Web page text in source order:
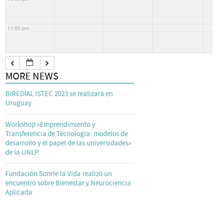
11:00 pm
MORE NEWS
BIREDIAL ISTEC 2023 se realizará en
Uruguay
Workshop «Emprendimiento y
Transferencia de Tecnología: modelos de
desarrollo y el papel de las universidades»
de la UNLP
Fundación Sonríe la Vida realizó un
encuentro sobre Bienestar y Neurociencia
Aplicada